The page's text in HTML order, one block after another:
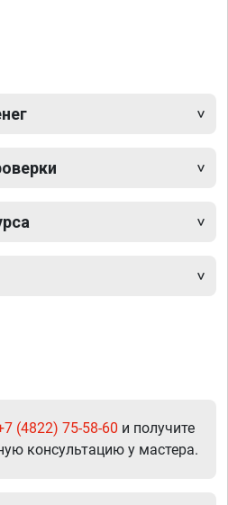
(4822) 75-58-60 и получите
консультацию у мастера.